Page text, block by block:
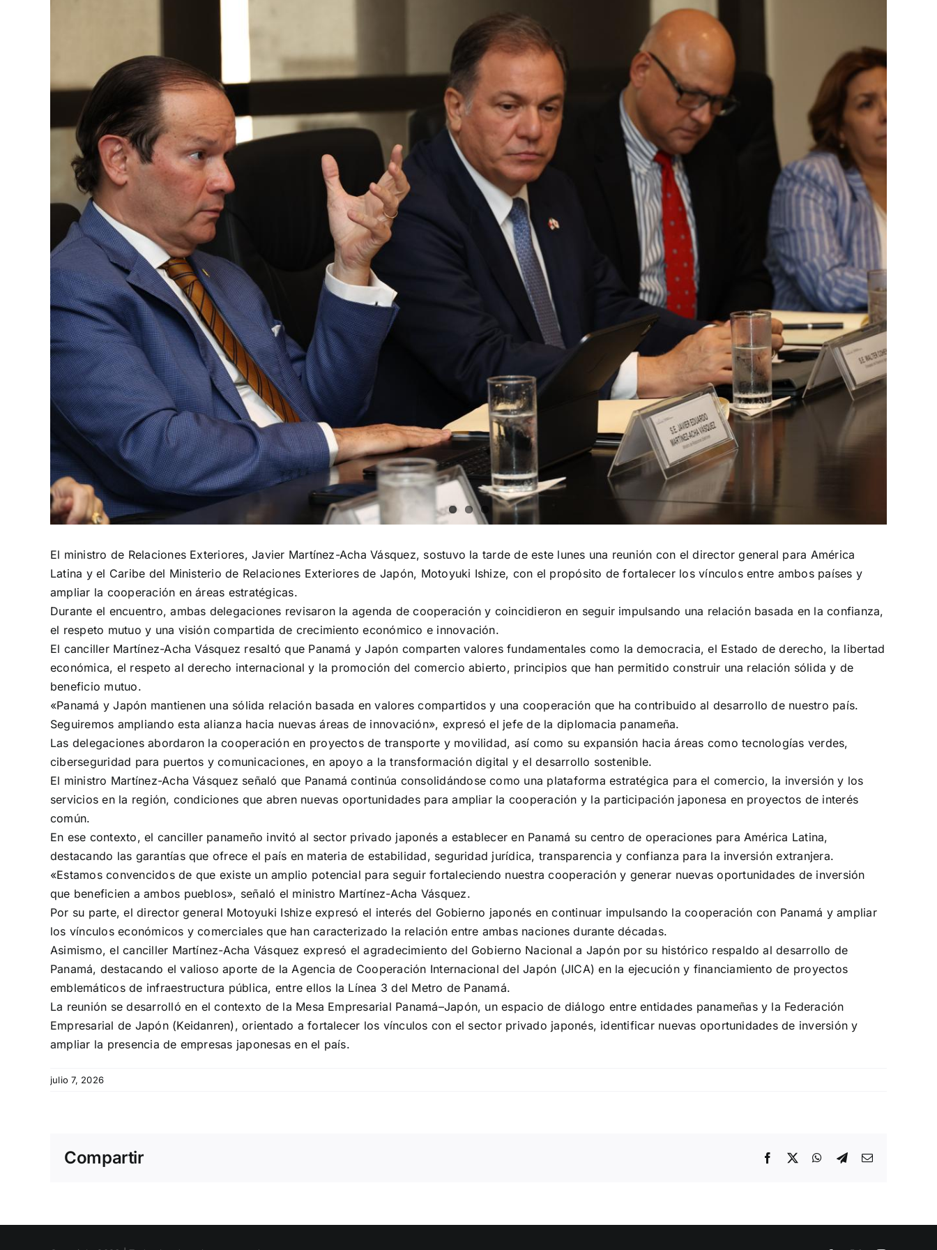
El ministro de Relaciones Exteriores, Javier Martínez-Acha Vásquez, sostuvo la tarde de este lunes una reunión con el director general para América
Latina y el Caribe del Ministerio de Relaciones Exteriores de Japón, Motoyuki Ishize, con el propósito de fortalecer los vínculos entre ambos países y
ampliar la cooperación en áreas estratégicas.
Durante el encuentro, ambas delegaciones revisaron la agenda de cooperación y coincidieron en seguir impulsando una relación basada en la confianza,
el respeto mutuo y una visión compartida de crecimiento económico e innovación.
El canciller Martínez-Acha Vásquez resaltó que Panamá y Japón comparten valores fundamentales como la democracia, el Estado de derecho, la libertad
económica, el respeto al derecho internacional y la promoción del comercio abierto, principios que han permitido construir una relación sólida y de
beneficio mutuo.
«Panamá y Japón mantienen una sólida relación basada en valores compartidos y una cooperación que ha contribuido al desarrollo de nuestro país.
Seguiremos ampliando esta alianza hacia nuevas áreas de innovación», expresó el jefe de la diplomacia panameña.
Las delegaciones abordaron la cooperación en proyectos de transporte y movilidad, así como su expansión hacia áreas como tecnologías verdes,
ciberseguridad para puertos y comunicaciones, en apoyo a la transformación digital y el desarrollo sostenible.
El ministro Martínez-Acha Vásquez señaló que Panamá continúa consolidándose como una plataforma estratégica para el comercio, la inversión y los
servicios en la región, condiciones que abren nuevas oportunidades para ampliar la cooperación y la participación japonesa en proyectos de interés
común.
En ese contexto, el canciller panameño invitó al sector privado japonés a establecer en Panamá su centro de operaciones para América Latina,
destacando las garantías que ofrece el país en materia de estabilidad, seguridad jurídica, transparencia y confianza para la inversión extranjera.
«Estamos convencidos de que existe un amplio potencial para seguir fortaleciendo nuestra cooperación y generar nuevas oportunidades de inversión
que beneficien a ambos pueblos», señaló el ministro Martínez-Acha Vásquez.
Por su parte, el director general Motoyuki Ishize expresó el interés del Gobierno japonés en continuar impulsando la cooperación con Panamá y ampliar
los vínculos económicos y comerciales que han caracterizado la relación entre ambas naciones durante décadas.
Asimismo, el canciller Martínez-Acha Vásquez expresó el agradecimiento del Gobierno Nacional a Japón por su histórico respaldo al desarrollo de
Panamá, destacando el valioso aporte de la Agencia de Cooperación Internacional del Japón (JICA) en la ejecución y financiamiento de proyectos
emblemáticos de infraestructura pública, entre ellos la Línea 3 del Metro de Panamá.
La reunión se desarrolló en el contexto de la Mesa Empresarial Panamá–Japón, un espacio de diálogo entre entidades panameñas y la Federación
Empresarial de Japón (Keidanren), orientado a fortalecer los vínculos con el sector privado japonés, identificar nuevas oportunidades de inversión y
ampliar la presencia de empresas japonesas en el país.
julio 7, 2026
Compartir Facebook WhatsApp
TelegramEmail